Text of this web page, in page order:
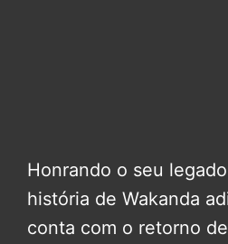
Honrando o seu
história de Wakanda
conta com o retorno de